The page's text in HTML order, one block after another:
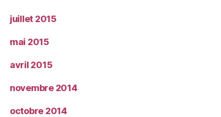
juillet 2015
mai 2015
avril 2015
novembre 2014
octobre 2014